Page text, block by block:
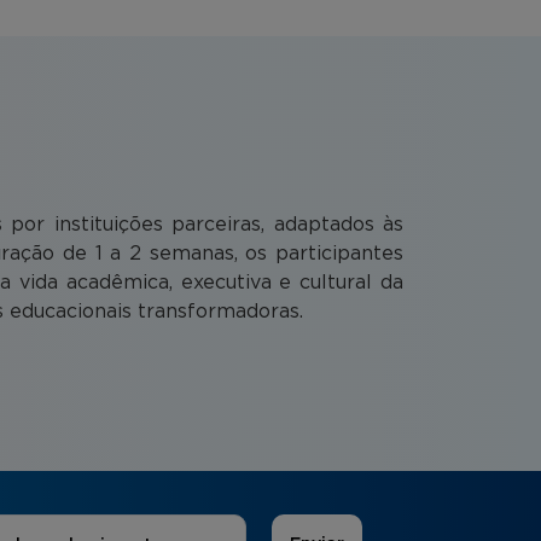
instituições parceiras, adaptados às
de 1 a 2 semanas, os participantes
acadêmica, executiva e cultural da
transformadoras.
Interesse